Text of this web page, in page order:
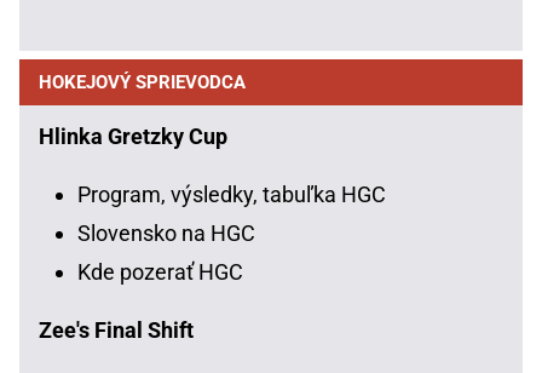
HOKEJOVÝ SPRIEVODCA
Hlinka Gretzky Cup
Program, výsledky, tabuľka HGC
Slovensko na HGC
Kde pozerať HGC
Zee's Final Shift